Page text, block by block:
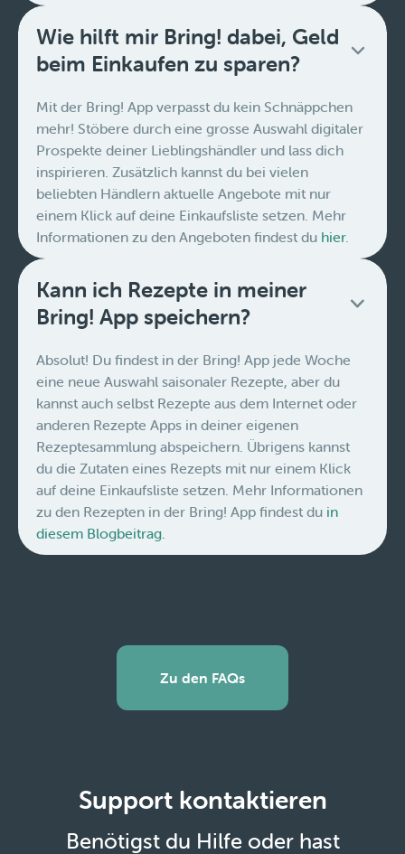
Wie hilft mir Bring! dabei, Geld
beim Einkaufen zu sparen?
Mit der Bring! App verpasst du kein Schnäppchen
mehr! Stöbere durch eine grosse Auswahl digitaler
Prospekte deiner Lieblingshändler und lass dich
inspirieren. Zusätzlich kannst du bei vielen
beliebten Händlern aktuelle Angebote mit nur
einem Klick auf deine Einkaufsliste setzen. Mehr
Informationen zu den Angeboten findest du hier.
Kann ich Rezepte in meiner
Bring! App speichern?
Absolut! Du findest in der Bring! App jede Woche
eine neue Auswahl saisonaler Rezepte, aber du
kannst auch selbst Rezepte aus dem Internet oder
anderen Rezepte Apps in deiner eigenen
Rezeptesammlung abspeichern. Übrigens kannst
du die Zutaten eines Rezepts mit nur einem Klick
auf deine Einkaufsliste setzen. Mehr Informationen
zu den Rezepten in der Bring! App findest du in
diesem Blogbeitrag.
Zu den FAQs
Support kontaktieren
Benötigst du Hilfe oder hast